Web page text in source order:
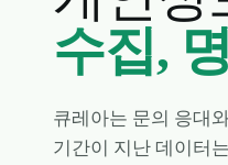
수집,
큐레아는 문의 응대
기간이 지난 데이터